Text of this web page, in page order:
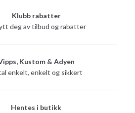
Klubb rabatter
deg av tilbud og rabatter
Kustom & Adyen
enkelt, enkelt og sikkert
Hentes i butikk